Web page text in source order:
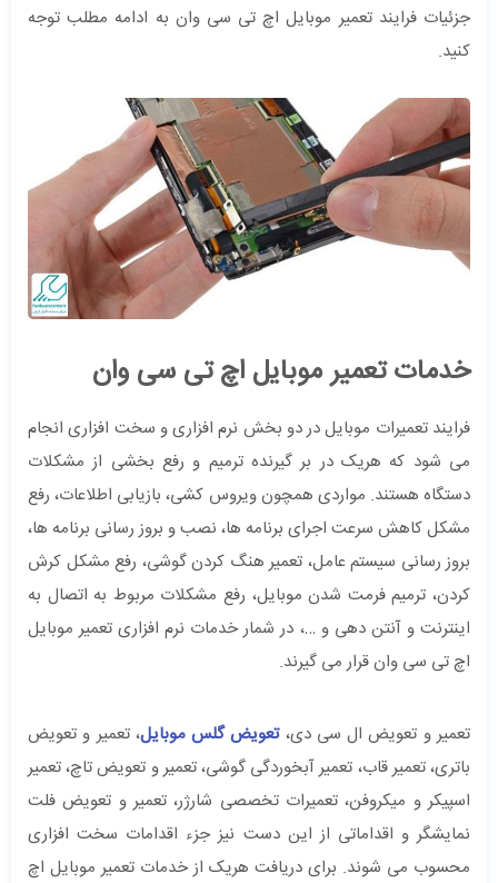
جزئیات فرایند تعمیر موبایل اچ تی سی وان به ادامه مطلب توجه
کنید.
خدمات تعمیر موبایل اچ تی سی وان
فرایند تعمیرات موبایل در دو بخش نرم افزاری و سخت افزاری انجام
می شود که هریک در بر گیرنده ترمیم و رفع بخشی از مشکلات
دستگاه هستند. مواردی همچون ویروس کشی، بازیابی اطلاعات، رفع
مشکل کاهش سرعت اجرای برنامه ها، نصب و بروز رسانی برنامه ها،
بروز رسانی سیستم عامل، تعمیر هنگ کردن گوشی، رفع مشکل کرش
کردن، ترمیم فرمت شدن موبایل، رفع مشکلات مربوط به اتصال به
اینترنت و آنتن دهی و …، در شمار خدمات نرم افزاری تعمیر موبایل
اچ تی سی وان قرار می گیرند.
تعمیر و تعویض ال سی دی،تعویض گلس موبایل، تعمیر و تعویض
باتری، تعمیر قاب، تعمیر آبخوردگی گوشی، تعمیر و تعویض تاچ، تعمیر
اسپیکر و میکروفن، تعمیرات تخصصی شارژر، تعمیر و تعویض فلت
نمایشگر و اقداماتی از این دست نیز جزء اقدامات سخت افزاری
محسوب می شوند. برای دریافت هریک از خدمات تعمیر موبایل اچ